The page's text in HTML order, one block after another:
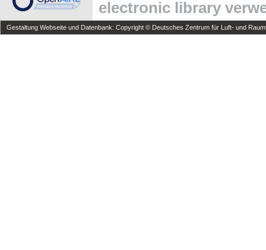
electronic library
Gestaltung Webseite und Datenbank: Copyright © Deutsches Zentrum für Luft- und